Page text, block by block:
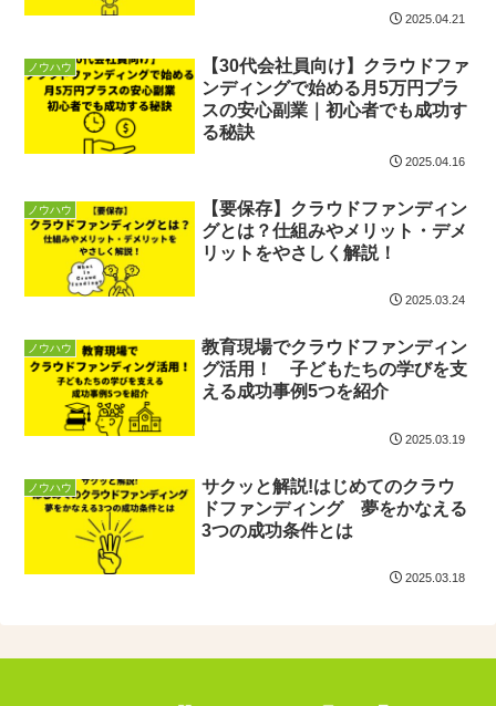
2025.04.21
ノウハウ
【30代会社員向け】クラウドファ
ンディングで始める月5万円プラ
スの安心副業｜初心者でも成功す
る秘訣
2025.04.16
ノウハウ
【要保存】クラウドファンディン
グとは？仕組みやメリット・デメ
リットをやさしく解説！
2025.03.24
ノウハウ
教育現場でクラウドファンディン
グ活用！ 子どもたちの学びを支
える成功事例5つを紹介
2025.03.19
ノウハウ
サクッと解説!はじめてのクラウ
ドファンディング 夢をかなえる
3つの成功条件とは
2025.03.18